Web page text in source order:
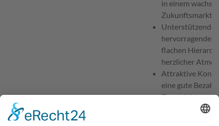
in einem
Zukunftsmarkt.
Unterstützendes
hervorragendes
flachen
herzlicher
Attraktive
eine gute
Bist Du bereit,